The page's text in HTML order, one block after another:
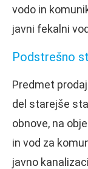
vodo in
javni fekalni
Podstrešno
Predmet
del starejše
obnove, na
in vod za
javno